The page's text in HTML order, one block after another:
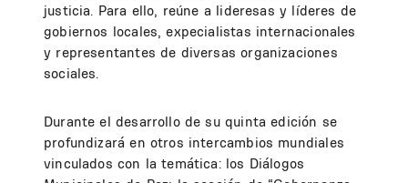
justicia. Para ello, reúne a lideresas y líderes de
gobiernos locales, expecialistas internacionales
y representantes de diversas organizaciones
sociales.
Durante el desarrollo de su quinta edición se
profundizará en otros intercambios mundiales
vinculados con la temática: los Diálogos